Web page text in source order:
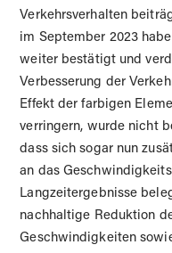
Verkehrsverhalten
im September 2023
weiter bestätigt und
Verbesserung der
Effekt der farbigen
verringern, wurde nicht
dass sich sogar nun
an das
Langzeitergebnisse
nachhaltige Reduktion
Geschwindigkeiten